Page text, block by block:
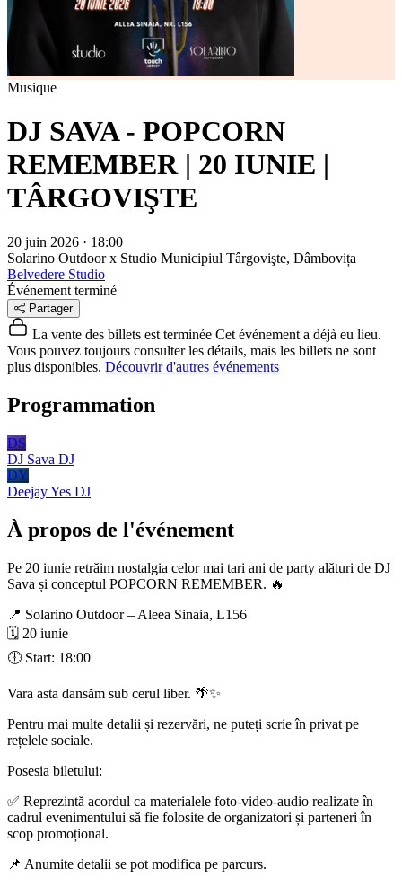
Musique
DJ SAVA - POPCORN
REMEMBER | 20 IUNIE |
TÂRGOVIŞTE
20 juin 2026 · 18:00
Solarino Outdoor x Studio Municipiul Târgovişte, Dâmbovița
Belvedere Studio
Événement terminé
Partager
La vente des billets est terminée Cet événement a déjà eu lieu.
Vous pouvez toujours consulter les détails, mais les billets ne sont
plus disponibles. Découvrir d'autres événements
Programmation
DS
DJ Sava DJ
DY
Deejay Yes DJ
À propos de l'événement
Pe 20 iunie retrăim nostalgia celor mai tari ani de party alături de DJ
Sava și conceptul POPCORN REMEMBER. 🔥
📍 Solarino Outdoor – Aleea Sinaia, L156
🗓 20 iunie
🕕 Start: 18:00
Vara asta dansăm sub cerul liber. 🌴✨
Pentru mai multe detalii și rezervări, ne puteți scrie în privat pe
rețelele sociale.
Posesia biletului:
✅ Reprezintă acordul ca materialele foto-video-audio realizate în
cadrul evenimentului să fie folosite de organizatori și parteneri în
scop promoțional.
📌 Anumite detalii se pot modifica pe parcurs.